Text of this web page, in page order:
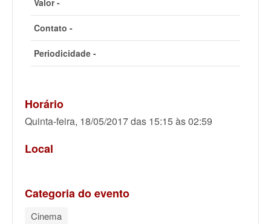
Valor -
Contato -
Periodicidade -
Horário
Quinta-feira, 18/05/2017 das 15:15 às 02:59
Local
Categoria do evento
Cinema